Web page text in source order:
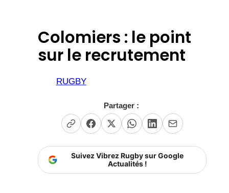
Colomiers : le point
sur le recrutement
RUGBY
Partager :
Suivez Vibrez Rugby sur Google
Actualités !